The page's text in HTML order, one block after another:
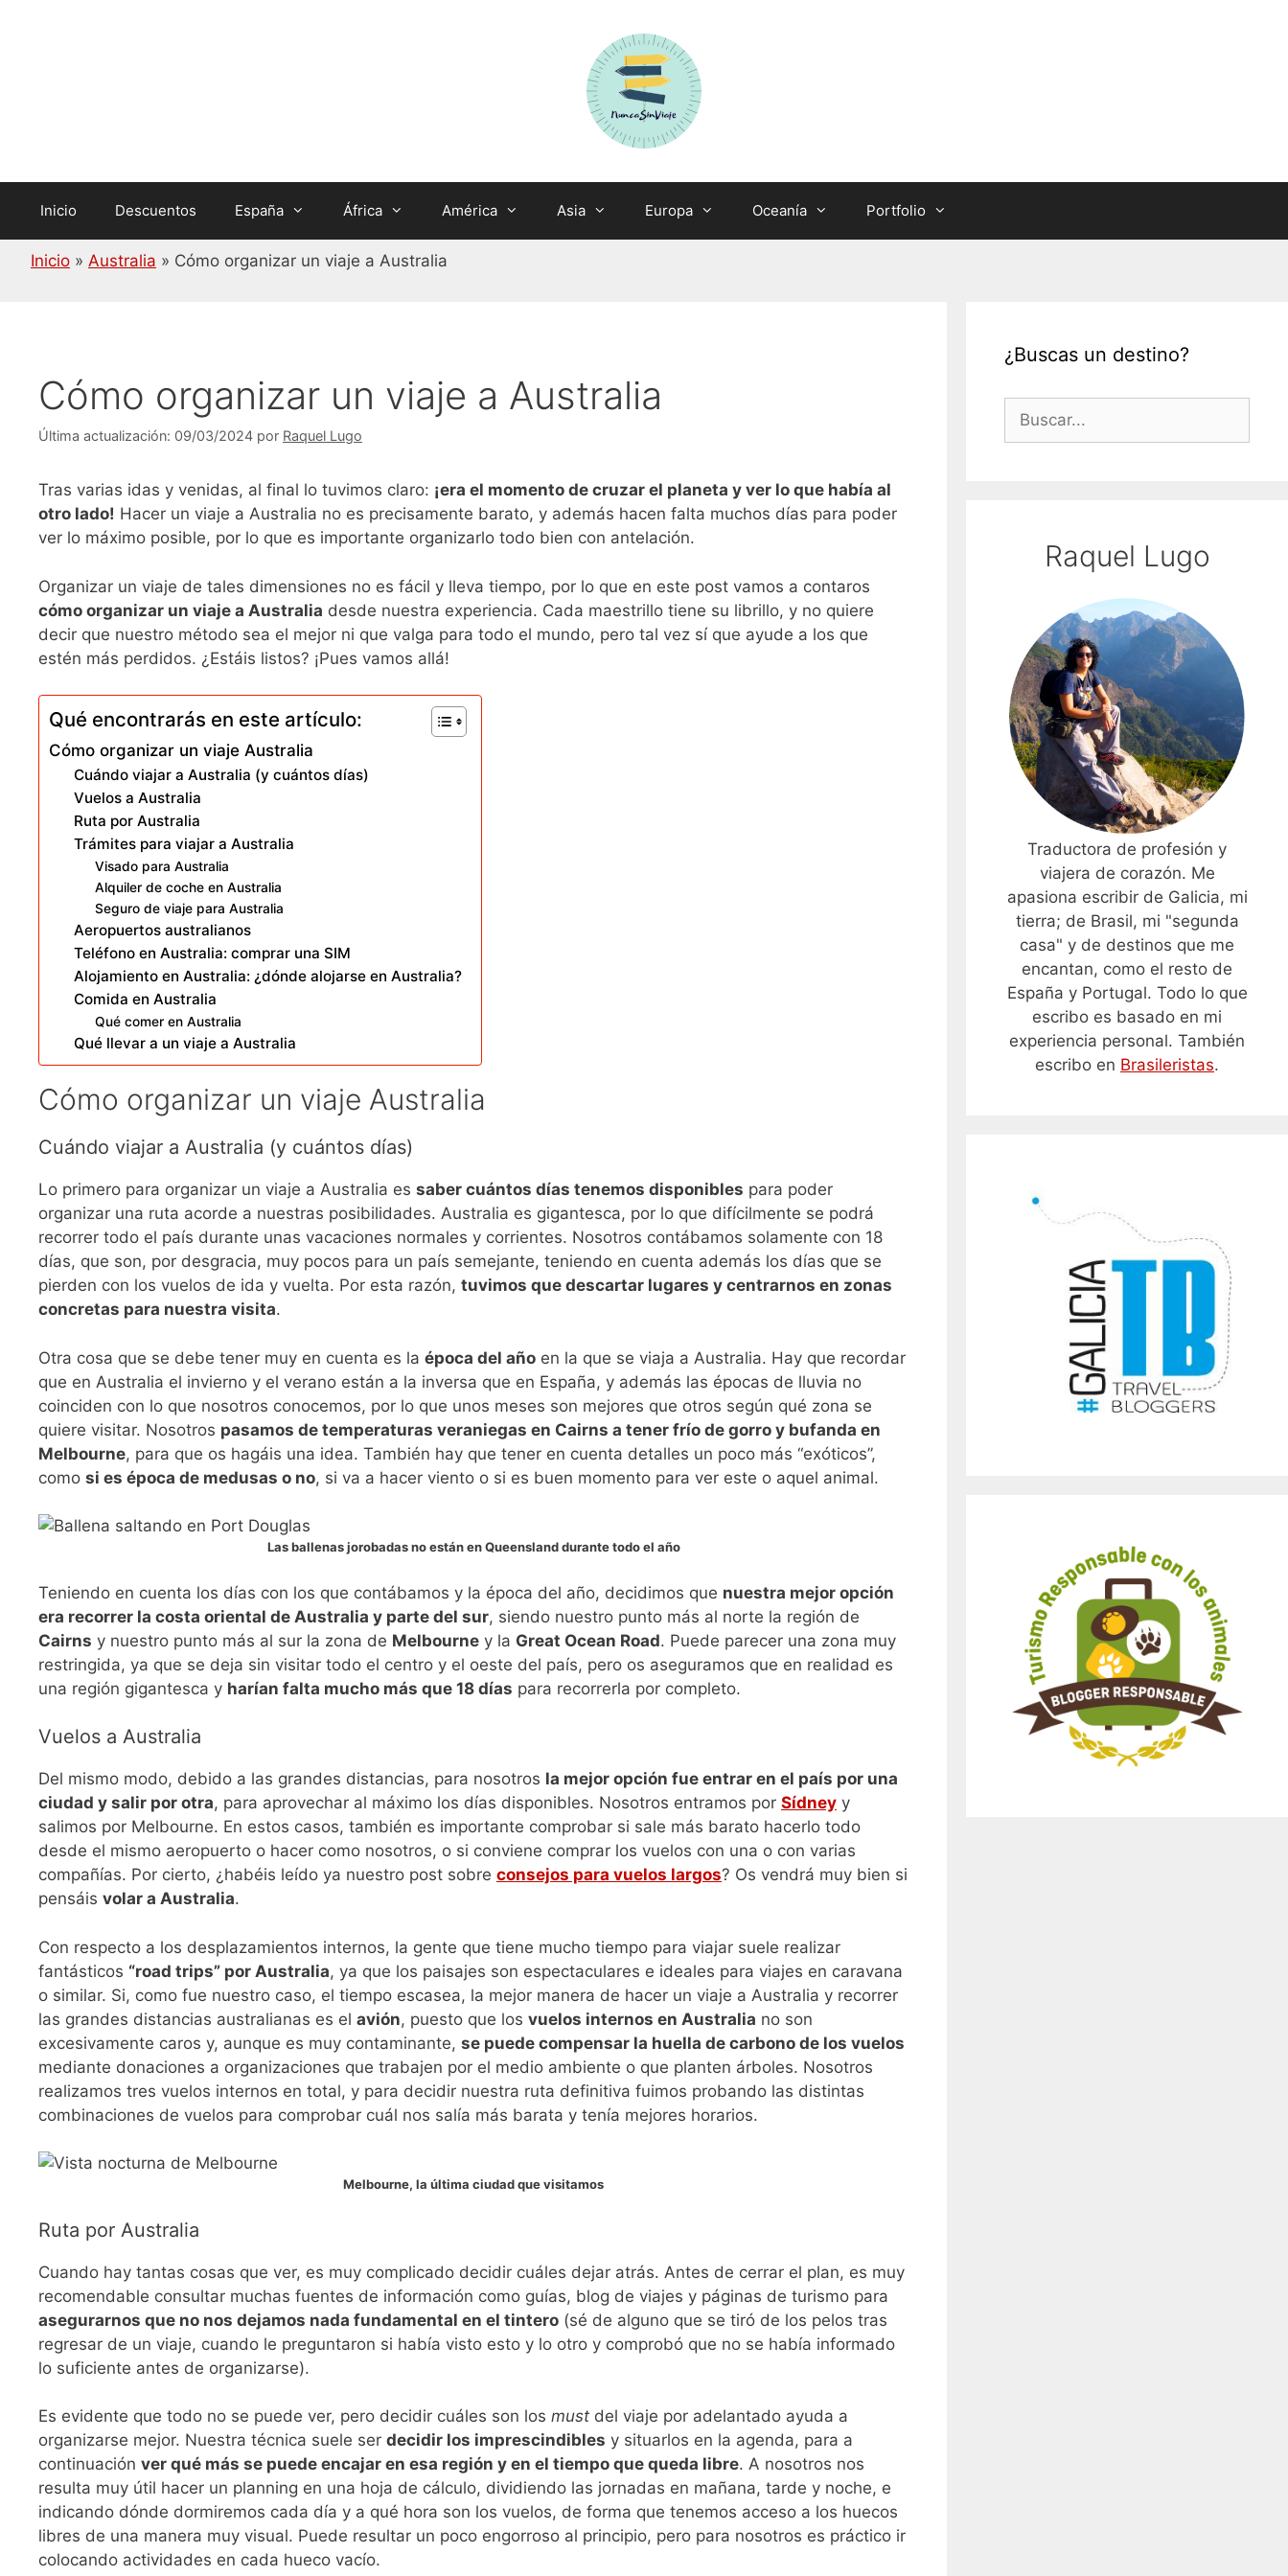
Inicio Descuentos España África América Asia Europa Oceanía Portfolio
Inicio » Australia » Cómo organizar un viaje a Australia
Cómo organizar un viaje a Australia
09/03/2024 por Raquel Lugo
Tras varias idas y venidas, al final lo tuvimos claro: ¡era el momento de cruzar el planeta y ver lo que había al
otro lado! Hacer un viaje a Australia no es precisamente barato, y además hacen falta muchos días para poder
ver lo máximo posible, por lo que es importante organizarlo todo bien con antelación.
Organizar un viaje de tales dimensiones no es fácil y lleva tiempo, por lo que en este post vamos a contaros
cómo organizar un viaje a Australia desde nuestra experiencia. Cada maestrillo tiene su librillo, y no quiere
decir que nuestro método sea el mejor ni que valga para todo el mundo, pero tal vez sí que ayude a los que
estén más perdidos. ¿Estáis listos? ¡Pues vamos allá!
Qué encontrarás en este artículo:
Cómo organizar un viaje Australia
Cuándo viajar a Australia (y cuántos días)
Vuelos a Australia
Ruta por Australia
Trámites para viajar a Australia
Visado para Australia
Alquiler de coche en Australia
Seguro de viaje para Australia
Aeropuertos australianos
Teléfono en Australia: comprar una SIM
Alojamiento en Australia: ¿dónde alojarse en Australia?
Comida en Australia
Qué comer en Australia
Qué llevar a un viaje a Australia
Cómo organizar un viaje Australia
Cuándo viajar a Australia (y cuántos días)
Lo primero para organizar un viaje a Australia es saber cuántos días tenemos disponibles para poder
organizar una ruta acorde a nuestras posibilidades. Australia es gigantesca, por lo que difícilmente se podrá
recorrer todo el país durante unas vacaciones normales y corrientes. Nosotros contábamos solamente con 18
días, que son, por desgracia, muy pocos para un país semejante, teniendo en cuenta además los días que se
pierden con los vuelos de ida y vuelta. Por esta razón, tuvimos que descartar lugares y centrarnos en zonas
concretas para nuestra visita.
Otra cosa que se debe tener muy en cuenta es la época del año en la que se viaja a Australia. Hay que recordar
que en Australia el invierno y el verano están a la inversa que en España, y además las épocas de lluvia no
coinciden con lo que nosotros conocemos, por lo que unos meses son mejores que otros según qué zona se
quiere visitar. Nosotros pasamos de temperaturas veraniegas en Cairns a tener frío de gorro y bufanda en
Melbourne, para que os hagáis una idea. También hay que tener en cuenta detalles un poco más “exóticos”,
como si es época de medusas o no, si va a hacer viento o si es buen momento para ver este o aquel animal.
Las ballenas jorobadas no están en Queensland durante todo el año
Teniendo en cuenta los días con los que contábamos y la época del año, decidimos que nuestra mejor opción
era recorrer la costa oriental de Australia y parte del sur, siendo nuestro punto más al norte la región de
Cairns y nuestro punto más al sur la zona de Melbourne y la Great Ocean Road. Puede parecer una zona muy
restringida, ya que se deja sin visitar todo el centro y el oeste del país, pero os aseguramos que en realidad es
una región gigantesca y harían falta mucho más que 18 días para recorrerla por completo.
Vuelos a Australia
Del mismo modo, debido a las grandes distancias, para nosotros la mejor opción fue entrar en el país por una
ciudad y salir por otra, para aprovechar al máximo los días disponibles. Nosotros entramos por Sídney y
salimos por Melbourne. En estos casos, también es importante comprobar si sale más barato hacerlo todo
desde el mismo aeropuerto o hacer como nosotros, o si conviene comprar los vuelos con una o con varias
compañías. Por cierto, ¿habéis leído ya nuestro post sobre consejos para vuelos largos? Os vendrá muy bien si
pensáis volar a Australia.
Con respecto a los desplazamientos internos, la gente que tiene mucho tiempo para viajar suele realizar
fantásticos “road trips” por Australia, ya que los paisajes son espectaculares e ideales para viajes en caravana
o similar. Si, como fue nuestro caso, el tiempo escasea, la mejor manera de hacer un viaje a Australia y recorrer
las grandes distancias australianas es el avión, puesto que los vuelos internos en Australia no son
excesivamente caros y, aunque es muy contaminante, se puede compensar la huella de carbono de los vuelos
mediante donaciones a organizaciones que trabajen por el medio ambiente o que planten árboles. Nosotros
realizamos tres vuelos internos en total, y para decidir nuestra ruta definitiva fuimos probando las distintas
combinaciones de vuelos para comprobar cuál nos salía más barata y tenía mejores horarios.
Melbourne, la última ciudad que visitamos
Ruta por Australia
Cuando hay tantas cosas que ver, es muy complicado decidir cuáles dejar atrás. Antes de cerrar el plan, es muy
recomendable consultar muchas fuentes de información como guías, blog de viajes y páginas de turismo para
asegurarnos que no nos dejamos nada fundamental en el tintero (sé de alguno que se tiró de los pelos tras
regresar de un viaje, cuando le preguntaron si había visto esto y lo otro y comprobó que no se había informado
lo suficiente antes de organizarse).
Es evidente que todo no se puede ver, pero decidir cuáles son los must del viaje por adelantado ayuda a
organizarse mejor. Nuestra técnica suele ser decidir los imprescindibles y situarlos en la agenda, para a
continuación ver qué más se puede encajar en esa región y en el tiempo que queda libre. A nosotros nos
resulta muy útil hacer un planning en una hoja de cálculo, dividiendo las jornadas en mañana, tarde y noche, e
indicando dónde dormiremos cada día y a qué hora son los vuelos, de forma que tenemos acceso a los huecos
libres de una manera muy visual. Puede resultar un poco engorroso al principio, pero para nosotros es práctico ir
colocando actividades en cada hueco vacío.
¿Buscas un destino?
Buscar:
Raquel Lugo
Traductora de profesión y
viajera de corazón. Me
apasiona escribir de Galicia, mi
tierra; de Brasil, mi "segunda
casa" y de destinos que me
encantan, como el resto de
España y Portugal. Todo lo que
escribo es basado en mi
experiencia personal. También
escribo en Brasileristas.